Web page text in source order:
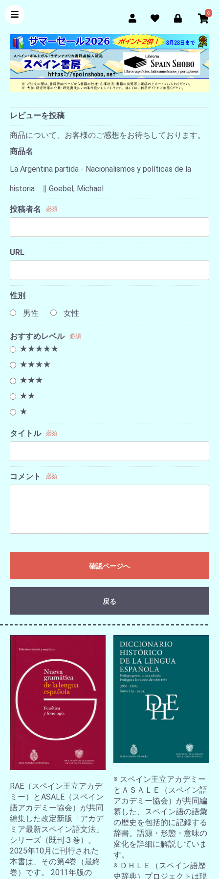
0
レビューを投稿
商品について、お客様のご感想をお待ちしております。
商品名
La Argentina partida - Nacionalismos y políticas de la
historia ∥ Goebel, Michael
投稿者名 必須
URL
性別
男性
女性
おすすめレベル 必須
★★★★★
★★★★
★★★
★★
★
タイトル 必須
コメント 必須
確認ページへ
戻る
RAE（スペイン王立アカデ
ミー）とASALE（スペイン
語アカデミー協会）が共同
編集した改定新版「アカデ
ミア最新スペイン語文法」
シリーズ（既刊３巻）。
2025年10月に刊行された
本書は、その第4巻（最終
巻）です。 2011年版の
※ スペイン王立アカデミー
とＡＳＡＬＥ（スペイン語
アカデミー協会）が共同編
纂した、スペイン語の語彙
の歴史を包括的に記録する
辞書。語源・形態・意味の
変化を詳細に解説していま
す。
※ ＤＨＬＥ（スペイン語歴
史辞典）プロジェクトは現